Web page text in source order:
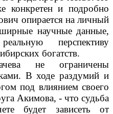
конкретен и подробно
опирается на личный
научные данные,
перспективу
богатств.
не ограничены
В ходе раздумий и
под влиянием своего
Акимова, - что судьба
будет зависеть от